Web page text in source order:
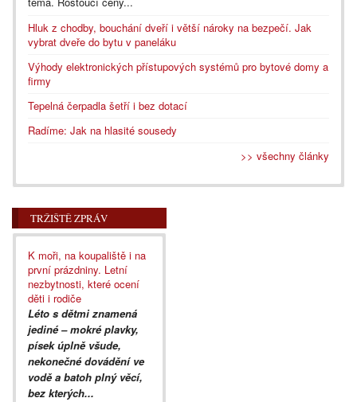
Hluk z chodby, bouchání dveří i větší nároky na bezpečí. Jak
vybrat dveře do bytu v paneláku
Výhody elektronických přístupových systémů pro bytové domy a
firmy
Tepelná čerpadla šetří i bez dotací
Radíme: Jak na hlasité sousedy
>> všechny články
TRŽIŠTĚ ZPRÁV
K moři, na koupaliště i na
první prázdniny. Letní
nezbytnosti, které ocení
děti i rodiče
Léto s dětmi znamená
jediné – mokré plavky,
písek úplně všude,
nekonečné dovádění ve
vodě a batoh plný věcí,
bez kterých...